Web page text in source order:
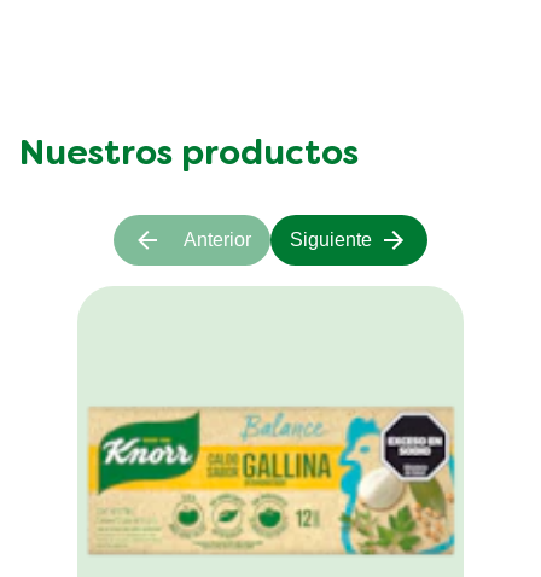
Nuestros productos
Anterior Siguiente